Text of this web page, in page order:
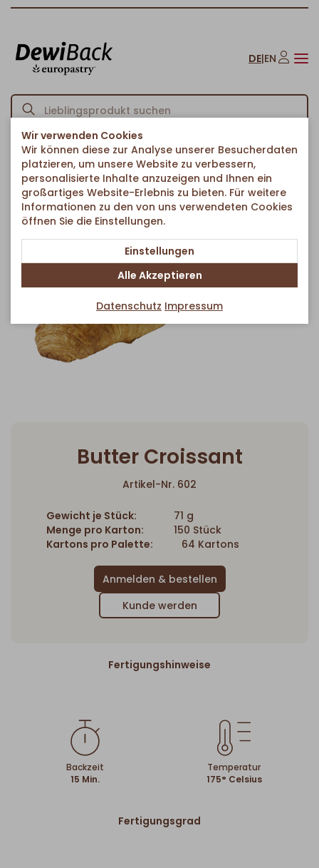
DE|EN
Startseite Croissants Ungefüllte Croissants Butter Croissant
Zurück zur Artikelübersicht
Butter Croissant
Artikel-Nr. 602
Gewicht je Stück:
71 g
Menge pro Karton:
150 Stück
Kartons pro Palette:
64 Kartons
Kunde werden
Fertigungshinweise
Backzeit
15 Min.
Temperatur
175° Celsius
Fertigungsgrad
Wir verwenden Cookies
Wir können diese zur Analyse unserer Besucherdaten
platzieren, um unsere Website zu verbessern,
personalisierte Inhalte anzuzeigen und Ihnen ein
großartiges Website-Erlebnis zu bieten. Für weitere
Informationen zu den von uns verwendeten Cookies
öffnen Sie die Einstellungen.
Einstellungen
Alle Akzeptieren
Datenschutz Impressum